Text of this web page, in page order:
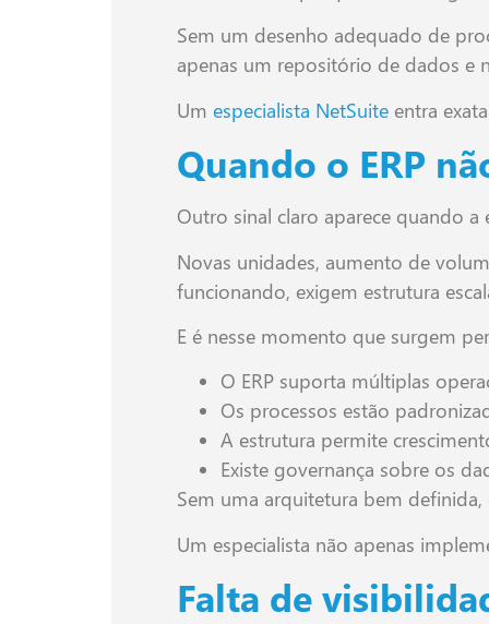
Sem um desenho adequado de
apenas um repositório de dados e
Um especialista NetSuite entra
Quando o ERP
Outro sinal claro aparece quando a
Novas unidades, aumento de
funcionando, exigem estrutura
E é nesse momento que surgem
O ERP suporta múltiplas
Os processos estão
A estrutura permite
Existe governança sobre os
Sem uma arquitetura bem
Um especialista não apenas
Falta de